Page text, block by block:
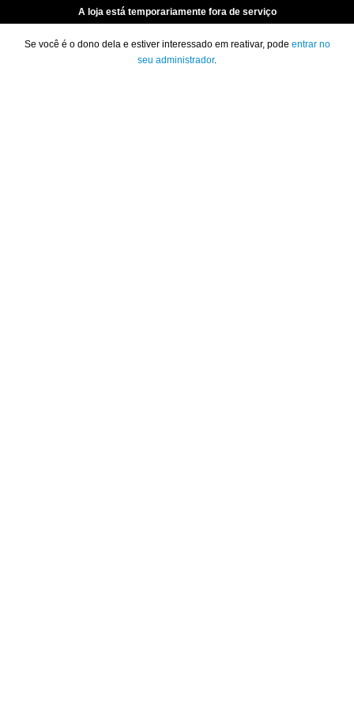
A loja está temporariamente fora de serviço
Se você é o dono dela e estiver interessado em reativar, pode entrar no
seu administrador.